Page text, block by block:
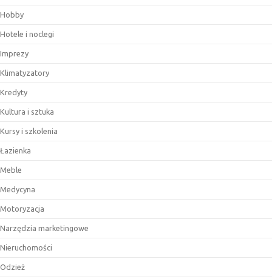
Hobby
Hotele i noclegi
Imprezy
Klimatyzatory
Kredyty
Kultura i sztuka
Kursy i szkolenia
Łazienka
Meble
Medycyna
Motoryzacja
Narzędzia marketingowe
Nieruchomości
Odzież